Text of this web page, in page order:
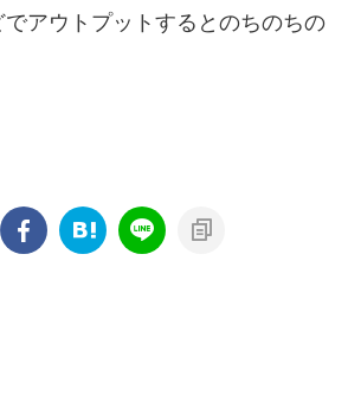
アウトプットするとのちのちの